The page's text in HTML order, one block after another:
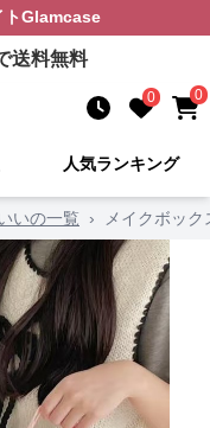
Glamcase
送料無料
0 0
人気ランキング
いの一覧 › メイクボッ